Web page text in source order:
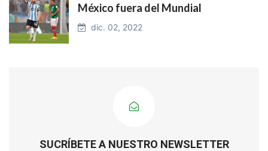
México fuera del Mundial
dic. 02, 2022
SUCRÍBETE A NUESTRO NEWSLETTER